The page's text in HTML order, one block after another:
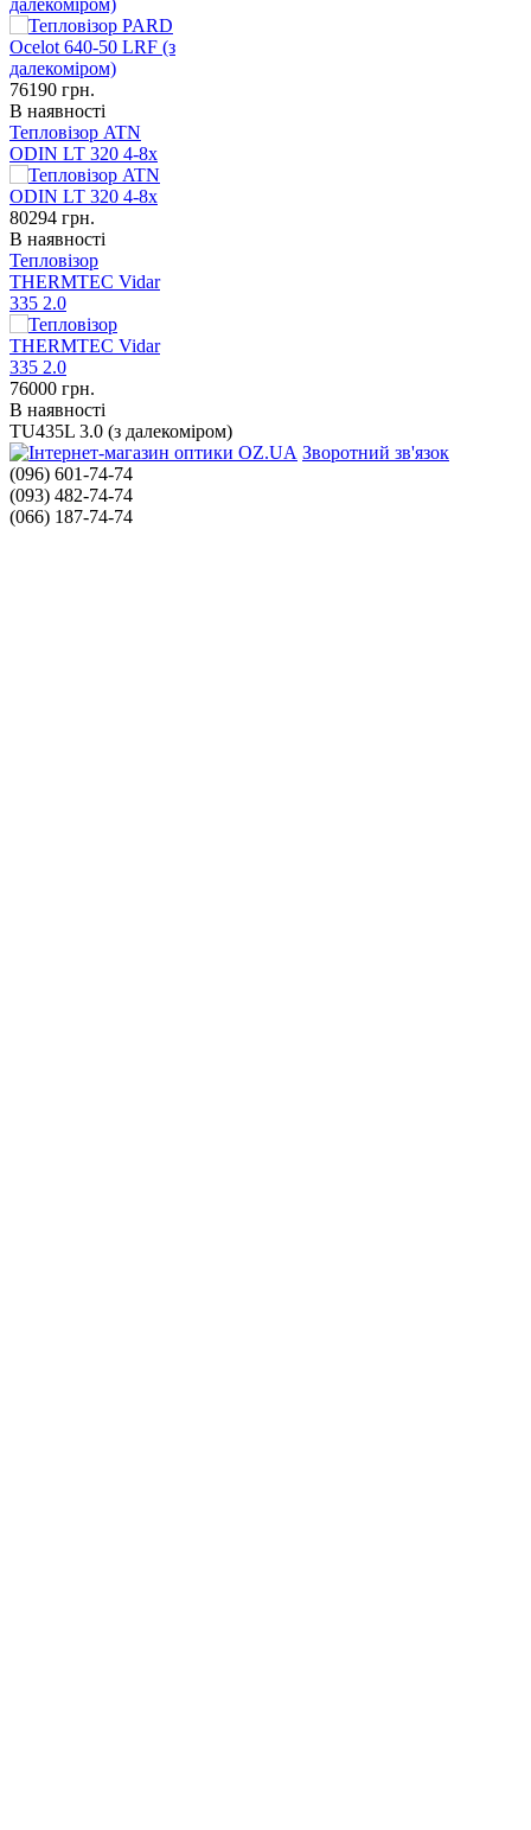
далекоміром)
76190 грн.
В наявності
Тепловізор ATN
ODIN LT 320 4-8x
80294 грн.
В наявності
Тепловізор
THERMTEC Vidar
335 2.0
76000 грн.
В наявності
TU435L 3.0 (з далекоміром)
Зворотний зв'язок
(096) 601-74-74
(093) 482-74-74
(066) 187-74-74